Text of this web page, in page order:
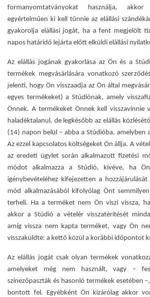
formanyomtatványokat használja,
egyértelműen ki kell tűnnie az elállási
gyakorolja elállási jogát, ha a fent megjelölt
napos határidő lejárta előtt elküldi elállási
Az elállás jogának gyakorlása az Ön és a
termékek megvásárlására vonatkozó
jelenti, hogy Ön visszaadja az Ön által
egyes termékeket) a Stúdiónak, amely
Önnek. A termékeket Önnek kell visszavinnie
haladéktalanul, de legkésőbb az elállás
(14) napon belül – abba a Stúdióba, amelyben
Az ezzel kapcsolatos költségeket Ön állja. A
az eredeti ügylet során alkalmazott fizetési
módot alkalmazza a Stúdió, kivéve, ha
igénybevételéhez kifejezetten a
mód alkalmazásából kifolyólag Önt
terheli. Ha a terméket nem Ön viszi vissza,
akkor a Stúdió a vételér visszatérítését
amíg vissza nem kapta terméket, vagy Ön
visszaküldte: a kettő közül a korábbi időpontot
Az elállás jogát csak olyan termékek
amelyeket még nem használt, vagy –
színezőpaszták és hasonló termékek esetében
bontott fel. Egyébként Ön kizárólag akkor